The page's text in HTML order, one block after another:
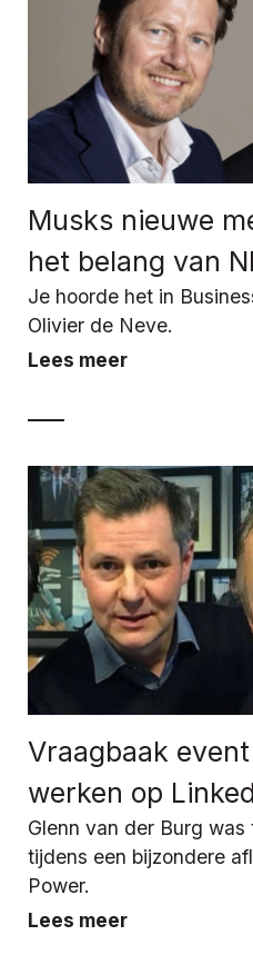
Musks nieuwe
het belang van
Je hoorde het in
Olivier de Neve.
Lees meer
Vraagbaak
werken op
Glenn van der Burg was
tijdens een bijzondere
Power.
Lees meer